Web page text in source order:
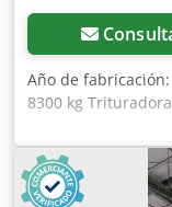
Año de fabricación:
8300 kg
Credpfx Ajzry T
fabricación: 1981
2800 mm (largo x
600 mm x 430 mm